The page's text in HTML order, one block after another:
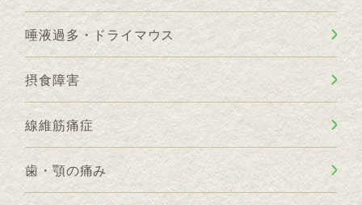
唾液過多・ドライマウス
摂食障害
線維筋痛症
歯・顎の痛み